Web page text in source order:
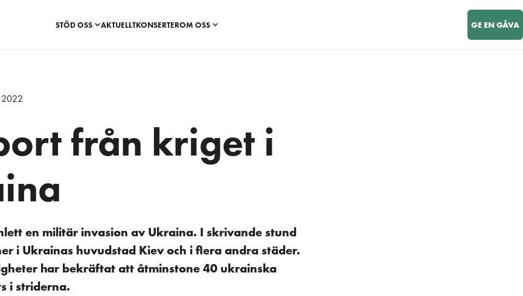
STÖD OSS AKTUELLTKONSERTEROM OSS GE EN GÅVA
från kriget i
en militär invasion av Ukraina. I skrivande stund
i Ukrainas huvudstad Kiev och i flera andra städer.
har bekräftat att åtminstone 40 ukrainska
i striderna.